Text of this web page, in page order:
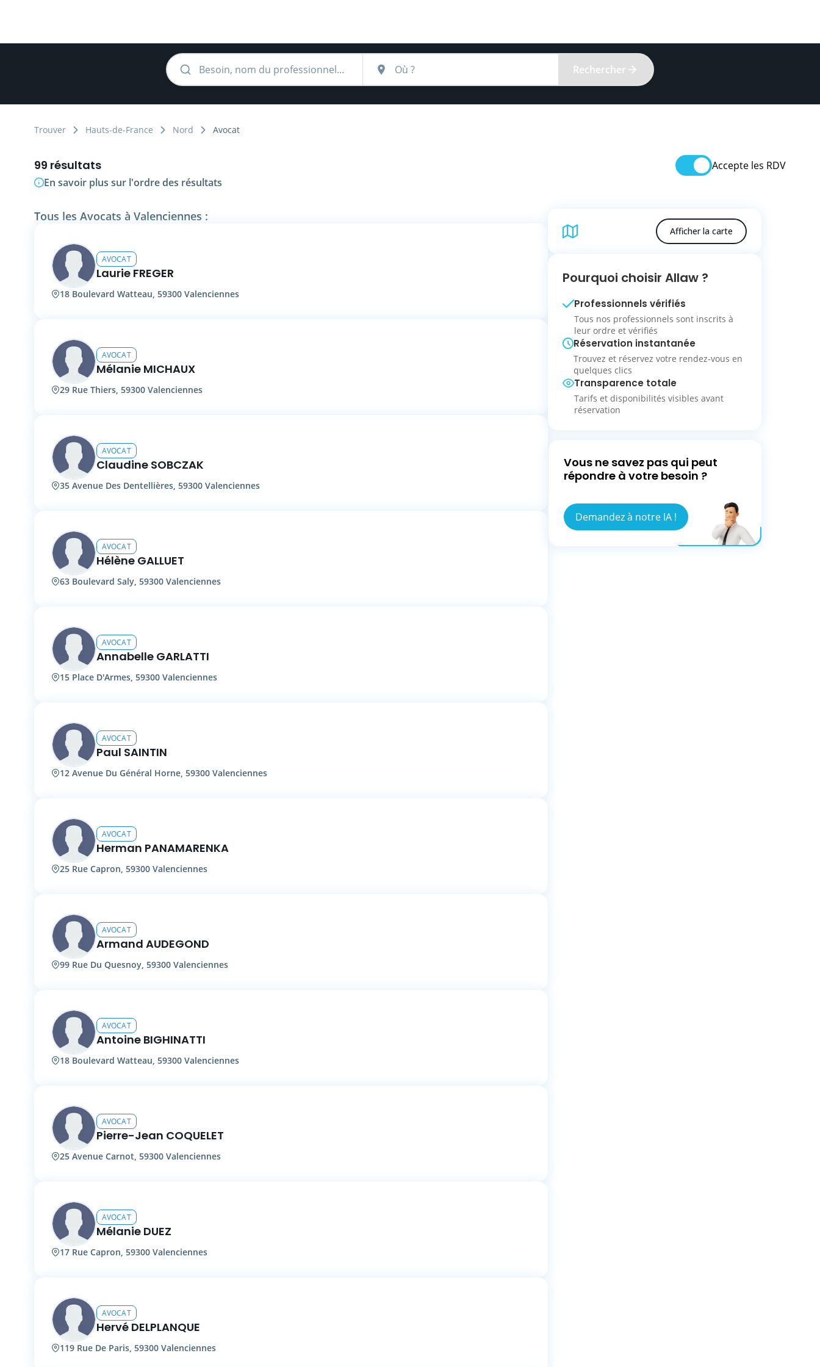
Rechercher
Trouver Hauts-de-France Nord Avocat
99 résultats
Accepte les RDV
En savoir plus sur l'ordre des résultats
Tous les Avocats à Valenciennes :
AVOCAT
Laurie FREGER
18 Boulevard Watteau, 59300 Valenciennes
AVOCAT
Mélanie MICHAUX
29 Rue Thiers, 59300 Valenciennes
AVOCAT
Claudine SOBCZAK
35 Avenue Des Dentellières, 59300 Valenciennes
AVOCAT
Hélène GALLUET
63 Boulevard Saly, 59300 Valenciennes
AVOCAT
Annabelle GARLATTI
15 Place D'Armes, 59300 Valenciennes
AVOCAT
Paul SAINTIN
12 Avenue Du Général Horne, 59300 Valenciennes
AVOCAT
Herman PANAMARENKA
25 Rue Capron, 59300 Valenciennes
AVOCAT
Armand AUDEGOND
99 Rue Du Quesnoy, 59300 Valenciennes
AVOCAT
Antoine BIGHINATTI
18 Boulevard Watteau, 59300 Valenciennes
AVOCAT
Pierre-Jean COQUELET
25 Avenue Carnot, 59300 Valenciennes
AVOCAT
Mélanie DUEZ
17 Rue Capron, 59300 Valenciennes
AVOCAT
Hervé DELPLANQUE
119 Rue De Paris, 59300 Valenciennes
Afficher la carte
Pourquoi choisir Allaw ?
Professionnels vérifiés
Tous nos professionnels sont inscrits à
leur ordre et vérifiés
Réservation instantanée
Trouvez et réservez votre rendez-vous en
quelques clics
Transparence totale
Tarifs et disponibilités visibles avant
réservation
Vous ne savez pas qui peut
répondre à votre besoin ?
Demandez à notre IA !